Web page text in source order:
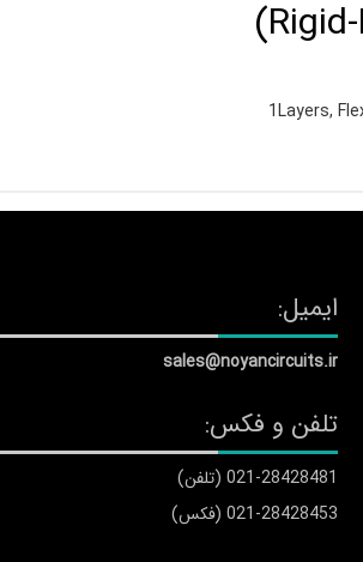
1Layers,
ایمیل:
sales@noyancircuits.ir
تلفن و فکس:
021-28428481 (تلفن)
021-28428453 (فکس)